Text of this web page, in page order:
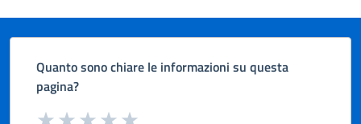
Quanto sono chiare le informazioni su questa
pagina?
Valuta da 1 a 5 stelle la pagina